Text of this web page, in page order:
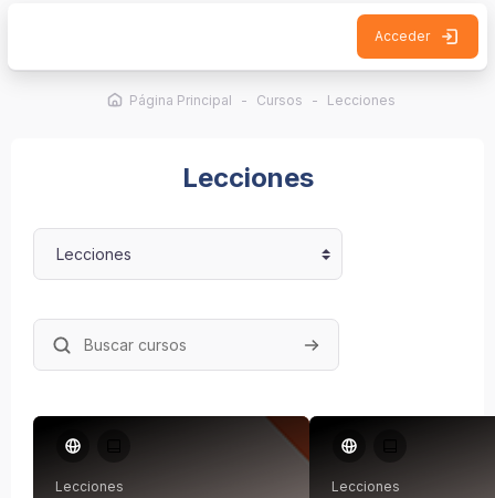
Acceder
Página Principal Cursos Lecciones
Lecciones
Categorías
Buscar cursos Buscar cursos
Lecciones Lecciones